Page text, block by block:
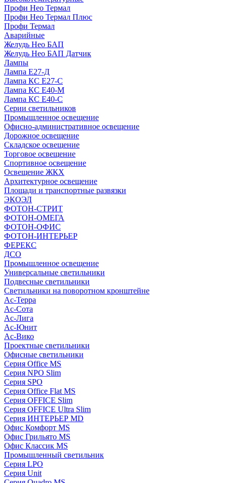
Профи Нео Термал
Профи Нео Термал Плюс
Профи Термал
Аварийные
Желудь Нео БАП
Желудь Нео БАП Датчик
Лампы
Лампа Е27-Д
Лампа КС Е27-С
Лампа КС Е40-М
Лампа КС Е40-С
Серии светильников
Промышленное освещение
Офисно-административное освещение
Дорожное освещение
Складское освещение
Торговое освещение
Спортивное освещение
Освещение ЖКХ
Архитектурное освещение
Площади и транспортные развязки
ЭКОЭЛ
ФОТОН-СТРИТ
ФОТОН-ОМЕГА
ФОТОН-ОФИС
ФОТОН-ИНТЕРЬЕР
ФЕРЕКС
ДСО
Промышленное освещение
Универсальные светильники
Подвесные светильники
Светильники на поворотном кронштейне
Ас-Терра
Ас-Сота
Ас-Лига
Ас-Юнит
Ас-Вико
Проектные светильники
Офисные светильники
Серия Office MS
Серия NPO Slim
Серия SPO
Серия Office Flat MS
Серия OFFICE Slim
Серия OFFICE Ultra Slim
Серия ИНТЕРЬЕР MD
Офис Комфорт MS
Офис Грильято MS
Офис Классик MS
Промышленный светильник
Серия LPO
Серия Unit